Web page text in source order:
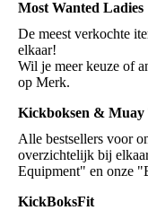
Most Wanted Ladies
De meest verkochte
elkaar!
Wil je meer keuze of
op Merk.
Kickboksen & Muay
Alle bestsellers voor
overzichtelijk bij
Equipment" en onze
KickBoksFit